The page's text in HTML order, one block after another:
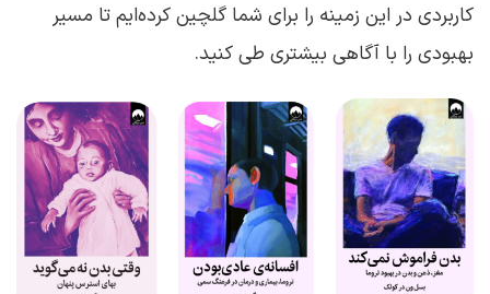
کاربردی در این زمینه را برای شما گلچین کرده‌ایم تا مسیر
بهبودی را با آگاهی بیشتری طی کنید.